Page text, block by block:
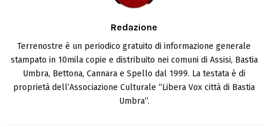
Redazione
Terrenostre è un periodico gratuito di informazione generale
stampato in 10mila copie e distribuito nei comuni di Assisi, Bastia
Umbra, Bettona, Cannara e Spello dal 1999. La testata è di
proprietà dell’Associazione Culturale “Libera Vox città di Bastia
Umbra”.